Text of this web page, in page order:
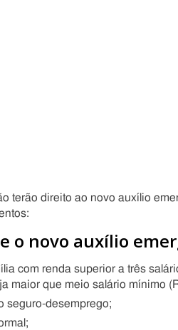
terão direito ao novo auxílio
o novo auxílio
com renda superior a três
maior que meio salário mínimo
seguro-desemprego;